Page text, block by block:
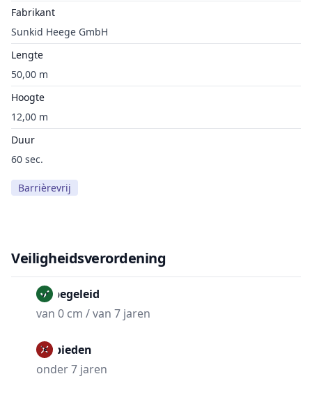
Fabrikant
Sunkid Heege GmbH
Lengte
50,00 m
Hoogte
12,00 m
Duur
60 sec.
Barrièrevrij
Veiligheidsverordening
Onbegeleid
van 0 cm / van 7 jaren
Verbieden
onder 7 jaren